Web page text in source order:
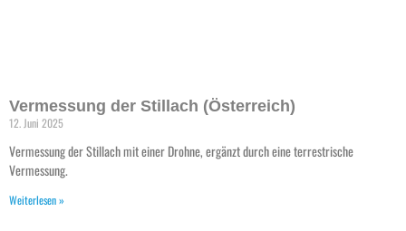
Vermessung der Stillach (Österreich)
12. Juni 2025
Vermessung der Stillach mit einer Drohne, ergänzt durch eine terrestrische
Vermessung.
Weiterlesen »